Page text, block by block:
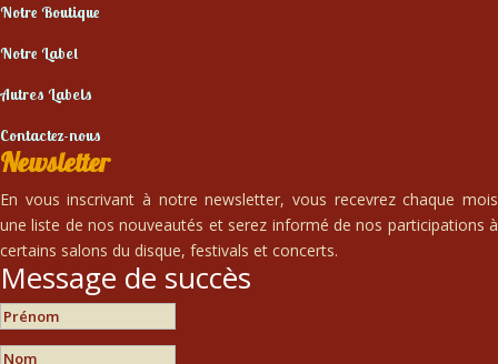
Notre Boutique
Notre Label
Autres Labels
Contactez-nous
Newsletter
En vous inscrivant à notre newsletter, vous recevrez chaque mois
une liste de nos nouveautés et serez informé de nos participations à
certains salons du disque, festivals et concerts.
Message de succès